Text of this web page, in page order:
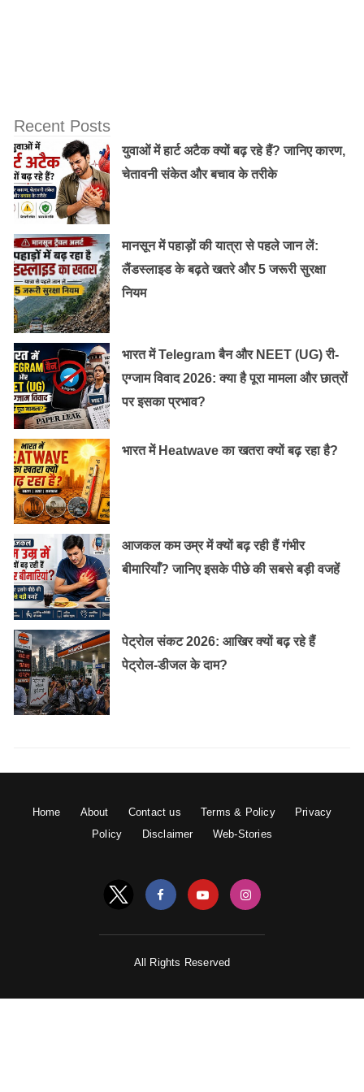
पास रखें। ब्रह्म मुहूर्त में उठें और वह पानी घर के बाहर फैंक दें।
किसी के प्रति मन में ईर्ष्या भाव न रखें और न ही किसी को दुख
पहुंचाएं। कार्य पूरी ईमानदारी और मेहनत के साथ करें। ऐसा करने
पर कुछ ही समय में भाग्य आपका साथ देने लगेगा और आपका जीवन
सुखी तथा समृद्धशाली हो जाएगा।
Recent Posts
युवाओं में हार्ट अटैक क्यों बढ़ रहे हैं? जानिए कारण,
चेतावनी संकेत और बचाव के तरीके
मानसून में पहाड़ों की यात्रा से पहले जान लें:
लैंडस्लाइड के बढ़ते खतरे और 5 जरूरी सुरक्षा
नियम
भारत में Telegram बैन और NEET (UG) री-
एग्जाम विवाद 2026: क्या है पूरा मामला और छात्रों
पर इसका प्रभाव?
भारत में Heatwave का खतरा क्यों बढ़ रहा है?
आजकल कम उम्र में क्यों बढ़ रही हैं गंभीर
बीमारियाँ? जानिए इसके पीछे की सबसे बड़ी वजहें
पेट्रोल संकट 2026: आखिर क्यों बढ़ रहे हैं
पेट्रोल-डीजल के दाम?
Home About Contact us Terms & Policy
Privacy
Policy
Disclaimer Web-Stories
All Rights Reserved